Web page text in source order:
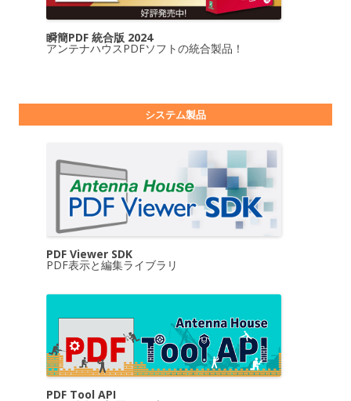
瞬簡PDF 統合版 2024
アンテナハウスPDFソフトの統合製品！
システム製品
PDF Viewer SDK
PDF表示と編集ライブラリ
PDF Tool API